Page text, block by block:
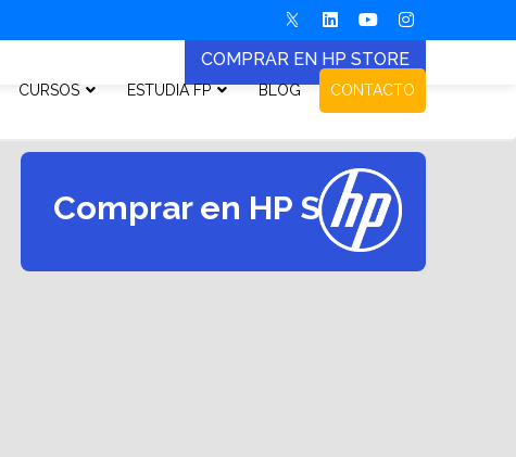
CURSOS ESTUDIA FP BLOG CONTACTO
COMPRAR EN HP STORE
Comprar en HP Store